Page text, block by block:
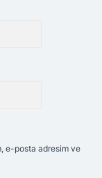
e-posta adresim ve